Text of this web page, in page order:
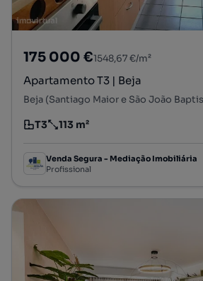
175 000 €1548,67 €/m²
Apartamento T3 | Beja
Beja (Santiago Maior e São João
Tipologia
T3
Preço por metro quadrado
113 m²
Venda Segura - Mediação Imobiliária
Profissional